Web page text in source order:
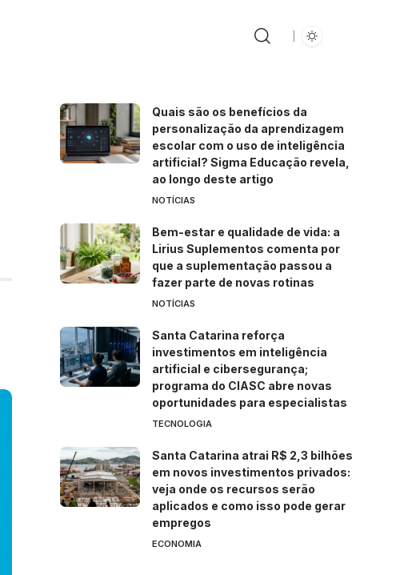
Quais são os benefícios da
personalização da aprendizagem
escolar com o uso de inteligência
artificial? Sigma Educação revela,
ao longo deste artigo
NOTÍCIAS
Bem-estar e qualidade de vida: a
Lirius Suplementos comenta por
que a suplementação passou a
fazer parte de novas rotinas
NOTÍCIAS
Santa Catarina reforça
investimentos em inteligência
artificial e cibersegurança;
programa do CIASC abre novas
oportunidades para especialistas
TECNOLOGIA
Santa Catarina atrai R$ 2,3 bilhões
em novos investimentos privados:
veja onde os recursos serão
aplicados e como isso pode gerar
empregos
ECONOMIA